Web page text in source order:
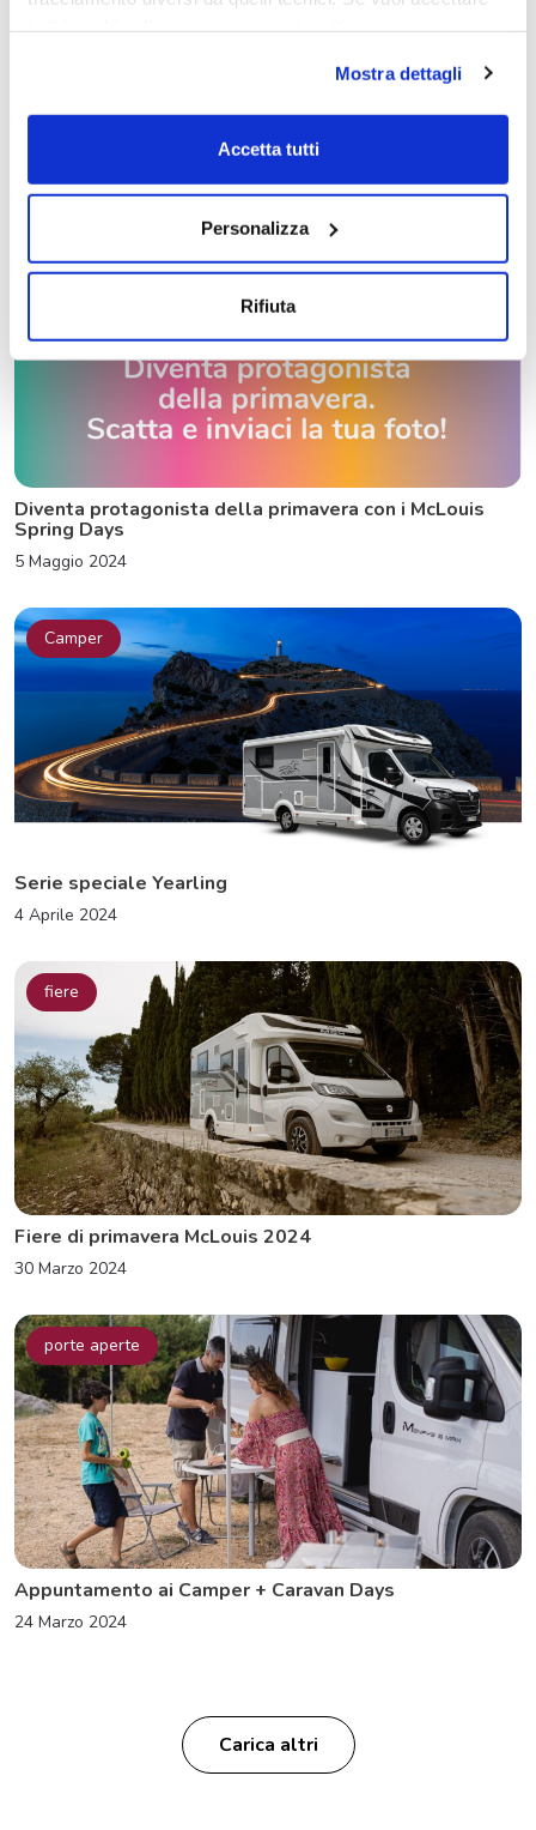
su acconsento selezionati. Se vuoi saperne di più clicca
qui. Cliccando sul tasto "Acconsento" permetti l'utilizzo
Mostra dettagli
Accetta tutti
Personalizza
Rifiuta
McLouis Spring Days 2024
10 Maggio 2024
porte aperte
Diventa protagonista della primavera con i McLouis
Spring Days
5 Maggio 2024
Camper
Serie speciale Yearling
4 Aprile 2024
fiere
Fiere di primavera McLouis 2024
30 Marzo 2024
porte aperte
Appuntamento ai Camper + Caravan Days
24 Marzo 2024
Carica altri